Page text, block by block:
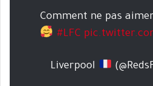
Comment ne pas
#LFC